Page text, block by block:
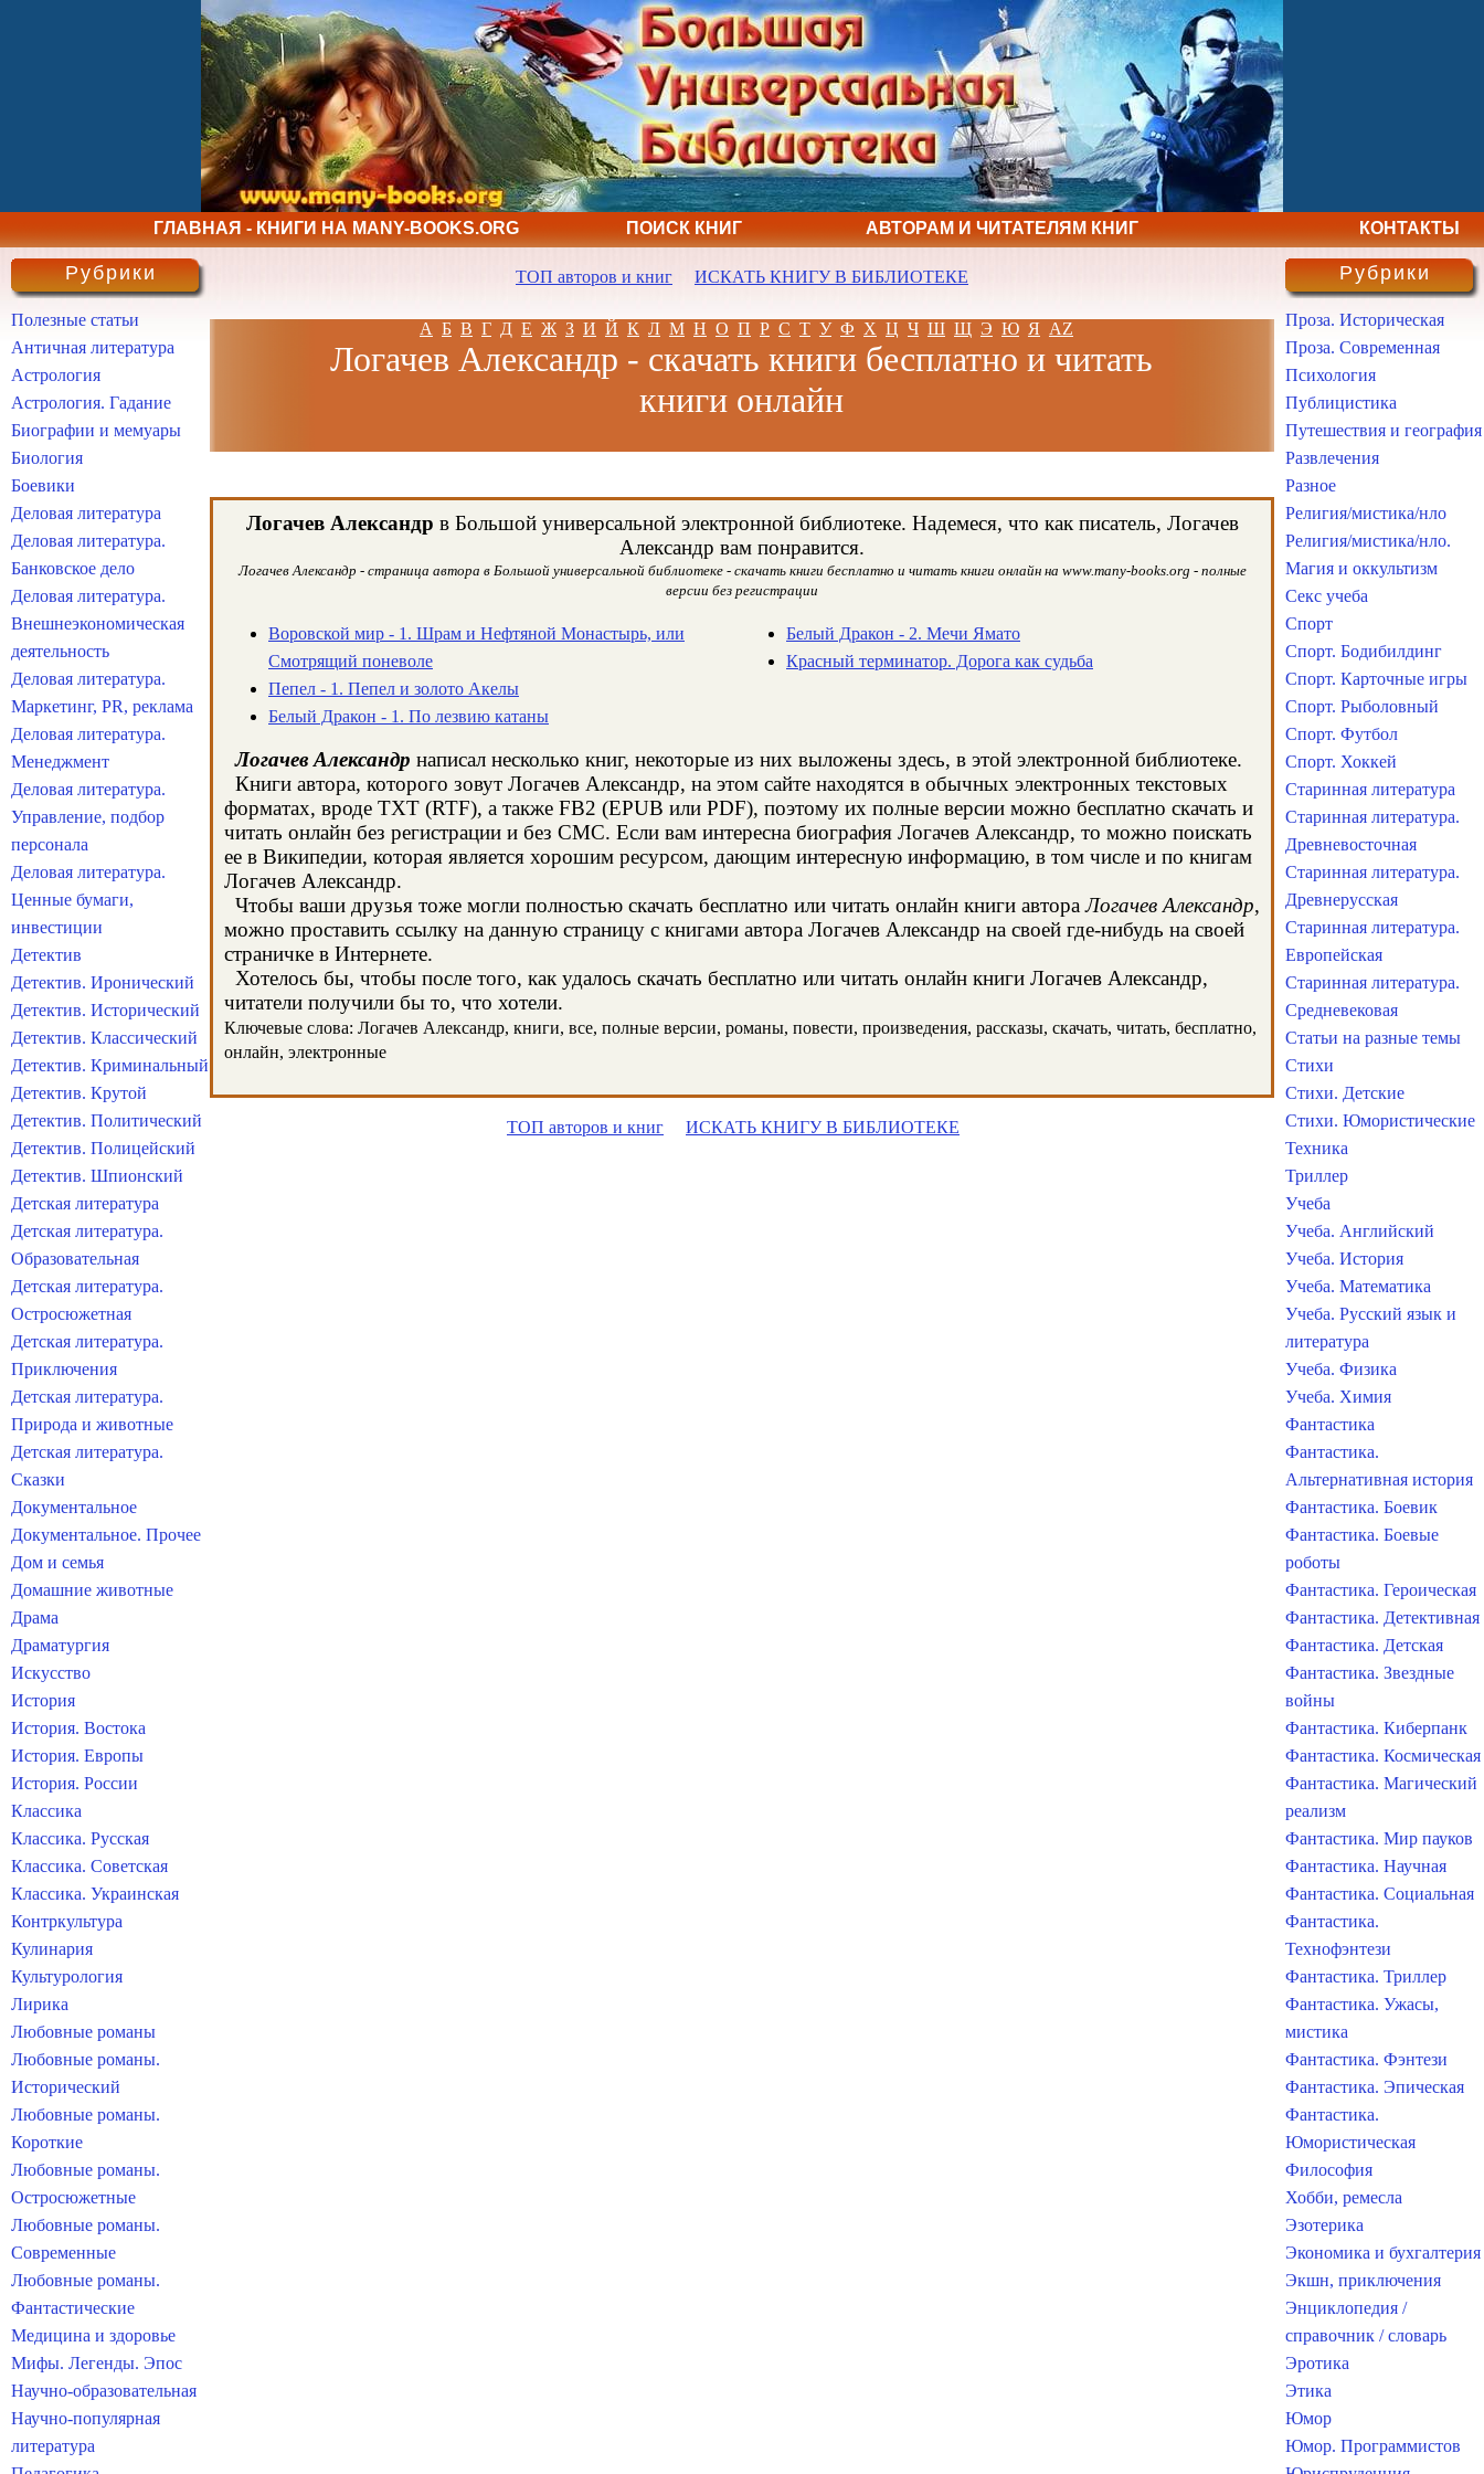
ГЛАВНАЯ - КНИГИ НА MANY-BOOKS.ORG ПОИСК КНИГ АВТОРАМ И ЧИТАТЕЛЯМ КНИГ КОНТАКТЫ
ТОП авторов и книг ИСКАТЬ КНИГУ В БИБЛИОТЕКЕ
А Б В Г Д Е Ж З И Й К Л М Н О П Р С Т У Ф Х Ц Ч Ш Щ Э Ю Я AZ
Логачев Александр - скачать книги бесплатно и читать
книги онлайн
Логачев Александр в Большой универсальной электронной библиотеке. Надемеся, что как писатель, Логачев
Александр вам понравится.
Логачев Александр - страница автора в Большой универсальной библиотеке - скачать книги бесплатно и читать книги онлайн на www.many-books.org - полные
версии без регистрации
Воровской мир - 1. Шрам и Нефтяной Монастырь, или
Смотрящий поневоле
Пепел - 1. Пепел и золото Акелы
Белый Дракон - 1. По лезвию катаны
Белый Дракон - 2. Мечи Ямато
Красный терминатор. Дорога как судьба
Логачев Александр написал несколько книг, некоторые из них выложены здесь, в этой электронной библиотеке.
Книги автора, которого зовут Логачев Александр, на этом сайте находятся в обычных электронных текстовых
форматах, вроде TXT (RTF), а также FB2 (EPUB или PDF), поэтому их полные версии можно бесплатно скачать и
читать онлайн без регистрации и без СМС. Если вам интересна биография Логачев Александр, то можно поискать
ее в Википедии, которая является хорошим ресурсом, дающим интересную информацию, в том числе и по книгам
Логачев Александр.
Чтобы ваши друзья тоже могли полностью скачать бесплатно или читать онлайн книги автораЛогачев Александр,
можно проставить ссылку на данную страницу с книгами автора Логачев Александр на своей где-нибудь на своей
страничке в Интернете.
Хотелось бы, чтобы после того, как удалось скачать бесплатно или читать онлайн книги Логачев Александр,
читатели получили бы то, что хотели.
Ключевые слова: Логачев Александр, книги, все, полные версии, романы, повести, произведения, рассказы, скачать, читать, бесплатно,
онлайн, электронные
ТОП авторов и книг ИСКАТЬ КНИГУ В БИБЛИОТЕКЕ
Рубрики
Полезные статьи
Античная литература
Астрология
Астрология. Гадание
Биографии и мемуары
Биология
Боевики
Деловая литература
Деловая литература.
Банковское дело
Деловая литература.
Внешнеэкономическая
деятельность
Деловая литература.
Маркетинг, PR, реклама
Деловая литература.
Менеджмент
Деловая литература.
Управление, подбор
персонала
Деловая литература.
Ценные бумаги,
инвестиции
Детектив
Детектив. Иронический
Детектив. Исторический
Детектив. Классический
Детектив. Криминальный
Детектив. Крутой
Детектив. Политический
Детектив. Полицейский
Детектив. Шпионский
Детская литература
Детская литература.
Образовательная
Детская литература.
Остросюжетная
Детская литература.
Приключения
Детская литература.
Природа и животные
Детская литература.
Сказки
Документальное
Документальное. Прочее
Дом и семья
Домашние животные
Драма
Драматургия
Искусство
История
История. Востока
История. Европы
История. России
Классика
Классика. Русская
Классика. Советская
Классика. Украинская
Контркультура
Кулинария
Культурология
Лирика
Любовные романы
Любовные романы.
Исторический
Любовные романы.
Короткие
Любовные романы.
Остросюжетные
Любовные романы.
Современные
Любовные романы.
Фантастические
Медицина и здоровье
Мифы. Легенды. Эпос
Научно-образовательная
Научно-популярная
литература
Рубрики
Проза. Историческая
Проза. Современная
Психология
Публицистика
Путешествия и география
Развлечения
Разное
Религия/мистика/нло
Религия/мистика/нло.
Магия и оккультизм
Секс учеба
Спорт
Спорт. Бодибилдинг
Спорт. Карточные игры
Спорт. Рыболовный
Спорт. Футбол
Спорт. Хоккей
Старинная литература
Старинная литература.
Древневосточная
Старинная литература.
Древнерусская
Старинная литература.
Европейская
Старинная литература.
Средневековая
Статьи на разные темы
Стихи
Стихи. Детские
Стихи. Юмористические
Техника
Триллер
Учеба
Учеба. Английский
Учеба. История
Учеба. Математика
Учеба. Русский язык и
литература
Учеба. Физика
Учеба. Химия
Фантастика
Фантастика.
Альтернативная история
Фантастика. Боевик
Фантастика. Боевые
роботы
Фантастика. Героическая
Фантастика. Детективная
Фантастика. Детская
Фантастика. Звездные
войны
Фантастика. Киберпанк
Фантастика. Космическая
Фантастика. Магический
реализм
Фантастика. Мир пауков
Фантастика. Научная
Фантастика. Социальная
Фантастика.
Технофэнтези
Фантастика. Триллер
Фантастика. Ужасы,
мистика
Фантастика. Фэнтези
Фантастика. Эпическая
Фантастика.
Юмористическая
Философия
Хобби, ремесла
Эзотерика
Экономика и бухгалтерия
Экшн, приключения
Энциклопедия /
справочник / словарь
Эротика
Этика
Юмор
Юмор. Программистов